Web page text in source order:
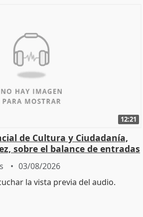
12:21
de Cultura y Ciudadanía,
sobre el balance de entradas
03/08/2026